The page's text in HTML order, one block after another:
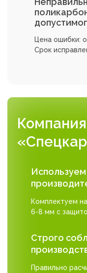
Цена ошибки:
Срок
Компания
Комплектуем
6-8 мм с
Строго
Правильно